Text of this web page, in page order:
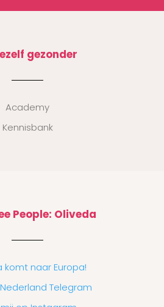
gezonder
Academy
Kennisbank
People: Oliveda
komt naar Europa!
Telegram